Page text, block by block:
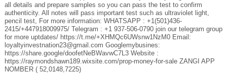
all details and prepare samples so you can pass the test to confirm
authenticity. All notes will pass important test such as ultraviolet light,
pencil test, For more information: WHATSAPP : +1(501)436-
2415/+447918009975/ Telegram : +1 937-506-0790 join our telegram group
for more uptdates/ https://t.me/+XHMQc6UWsnw1NzM0 Email:
loyaltyinvestnation23@gmail.com Googlemybusines:
https://share.google/doofetNeBWavwC7L3 Website :
https://raymondshawn189.wixsite.com/prop-money-for-sale ZANGI APP
NOMBER ( 52,0148,7225)